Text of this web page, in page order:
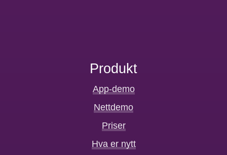
Produkt
App-demo
Nettdemo
Priser
Hva er nytt